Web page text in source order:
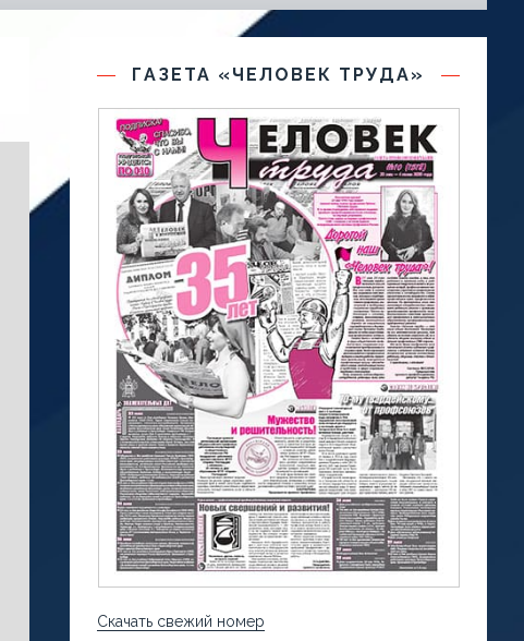
ГАЗЕТА «ЧЕЛОВЕК ТРУДА»
Скачать свежий номер